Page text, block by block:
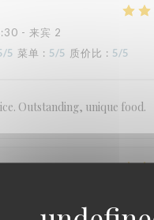
- 来宾 2
/5 菜单 : 5/5 质价比 : 5/5
Outstanding, unique food.
质价比 : 3